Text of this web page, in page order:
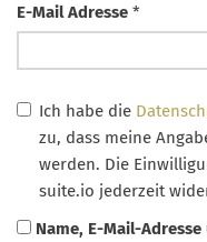
E-Mail Adresse *
Ich habe die
zu, dass meine
werden. Die
suite.io jederzeit
Name, E-Mail-